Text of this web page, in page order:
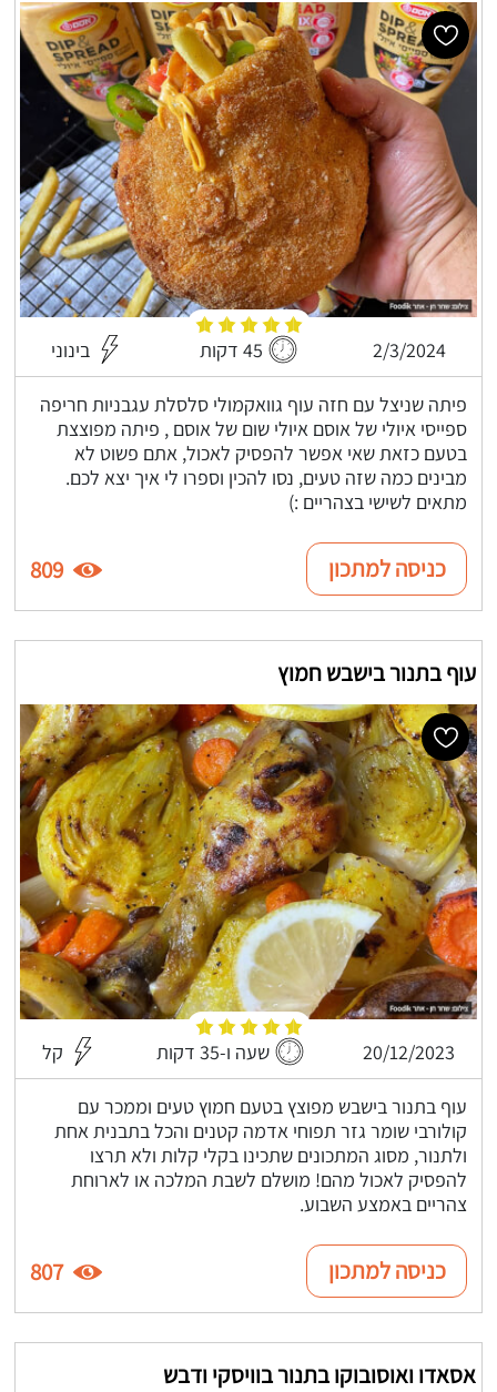
2/3/2024 45 דקות בינוני
פיתה שניצל עם חזה עוף גוואקמולי סלסלת עגבניות חריפה
ספייסי איולי של אוסם איולי שום של אוסם , פיתה מפוצצת
בטעם כזאת שאי אפשר להפסיק לאכול, אתם פשוט לא
מבינים כמה שזה טעים, נסו להכין וספרו לי איך יצא לכם.
מתאים לשישי בצהריים :)
כניסה למתכון 809
עוף בתנור בישבש חמוץ
20/12/2023 שעה ו-35 דקות קל
עוף בתנור בישבש מפוצץ בטעם חמוץ טעים וממכר עם
קולורבי שומר גזר תפוחי אדמה קטנים והכל בתבנית אחת
ולתנור, מסוג המתכונים שתכינו בקלי קלות ולא תרצו
להפסיק לאכול מהם! מושלם לשבת המלכה או לארוחת
צהריים באמצע השבוע.
כניסה למתכון 807
אסאדו ואוסובוקו בתנור בוויסקי ודבש